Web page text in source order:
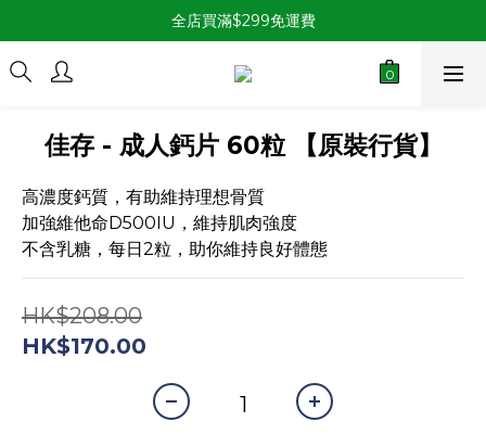
全店買滿$299免運費
佳存 - 成人鈣片 60粒 【原裝行貨】
高濃度鈣質，有助維持理想骨質
加強維他命D500IU，維持肌肉強度
不含乳糖，每日2粒，助你維持良好體態
HK$208.00
HK$170.00